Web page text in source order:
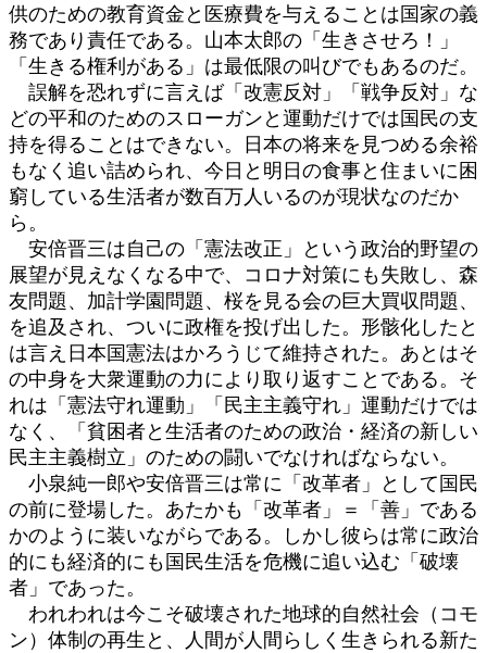
供のための教育資金と医療費を与えることは国家の義
務であり責任である。山本太郎の「生きさせろ！」
「生きる権利がある」は最低限の叫びでもあるのだ。
誤解を恐れずに言えば「改憲反対」「戦争反対」な
どの平和のためのスローガンと運動だけでは国民の支
持を得ることはできない。日本の将来を見つめる余裕
もなく追い詰められ、今日と明日の食事と住まいに困
窮している生活者が数百万人いるのが現状なのだか
ら。
安倍晋三は自己の「憲法改正」という政治的野望の
展望が見えなくなる中で、コロナ対策にも失敗し、森
友問題、加計学園問題、桜を見る会の巨大買収問題、
を追及され、ついに政権を投げ出した。形骸化したと
は言え日本国憲法はかろうじて維持された。あとはそ
の中身を大衆運動の力により取り返すことである。そ
れは「憲法守れ運動」「民主主義守れ」運動だけでは
なく、「貧困者と生活者のための政治・経済の新しい
民主主義樹立」のための闘いでなければならない。
小泉純一郎や安倍晋三は常に「改革者」として国民
の前に登場した。あたかも「改革者」＝「善」である
かのように装いながらである。しかし彼らは常に政治
的にも経済的にも国民生活を危機に追い込む「破壊
者」であった。
われわれは今こそ破壊された地球的自然社会（コモ
ン）体制の再生と、人間が人間らしく生きられる新た